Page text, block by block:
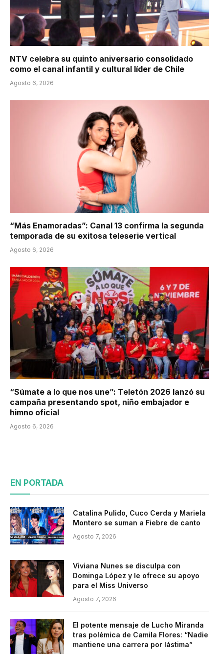
NTV celebra su quinto aniversario consolidado
como el canal infantil y cultural líder de Chile
Agosto 6, 2026
“Más Enamoradas”: Canal 13 confirma la segunda
temporada de su exitosa teleserie vertical
Agosto 6, 2026
“Súmate a lo que nos une”: Teletón 2026 lanzó su
campaña presentando spot, niño embajador e
himno oficial
Agosto 6, 2026
EN PORTADA
Catalina Pulido, Cuco Cerda y Mariela
Montero se suman a Fiebre de canto
Agosto 7, 2026
Viviana Nunes se disculpa con
Dominga López y le ofrece su apoyo
para el Miss Universo
Agosto 7, 2026
El potente mensaje de Lucho Miranda
tras polémica de Camila Flores: “Nadie
mantiene una carrera por lástima”